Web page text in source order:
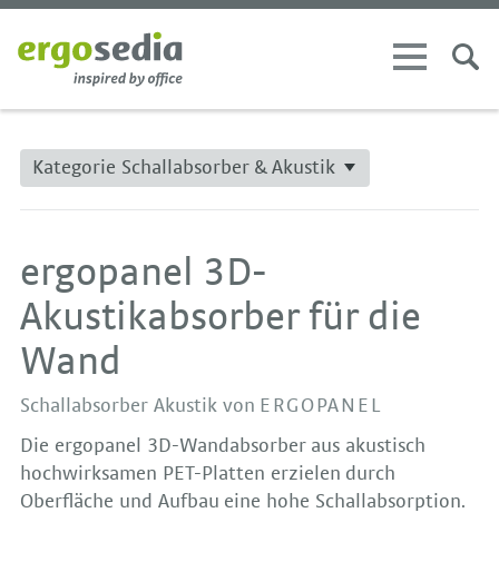
Kategorie Schallabsorber & Akustik
ergopanel 3D-
Akustikabsorber für die
Wand
Schallabsorber Akustik von ERGOPANEL
Die ergopanel 3D-Wandabsorber aus akustisch
hochwirksamen PET-Platten erzielen durch
Oberfläche und Aufbau eine hohe Schallabsorption.